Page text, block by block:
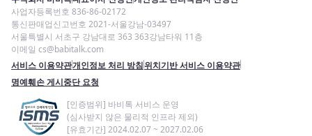
사업자등록번호 836-86-02172
통신판매업신고번호 2021-서울강남-03497
서울특별시 서초구 강남대로 363 363강남타워 11층
이메일 cs@babitalk.com
서비스 이용약관개인정보 처리 방침위치기반 서비스 이용약관
명예훼손 게시중단 요청
[인증범위] 바비톡 서비스 운영
(심사받지 않은 물리적 인프라 제외)
[유효기간] 2024.02.07 ~ 2027.02.06